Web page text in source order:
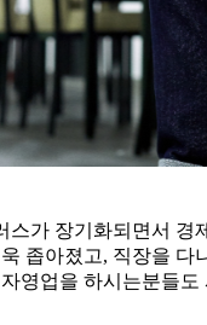
스가 장기화되면서 경
좁아졌고, 직장을 다
영업을 하시는분들